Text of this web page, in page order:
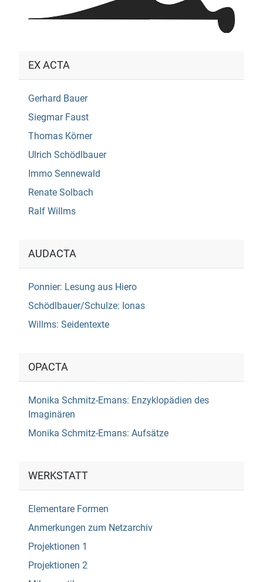
EX ACTA
Gerhard Bauer
Siegmar Faust
Thomas Körner
Ulrich Schödlbauer
Immo Sennewald
Renate Solbach
Ralf Willms
AUDACTA
Ponnier: Lesung aus Hiero
Schödlbauer/Schulze: Ionas
Willms: Seidentexte
OPACTA
Monika Schmitz-Emans: Enzyklopädien des
Imaginären
Monika Schmitz-Emans: Aufsätze
WERKSTATT
Elementare Formen
Anmerkungen zum Netzarchiv
Projektionen 1
Projektionen 2